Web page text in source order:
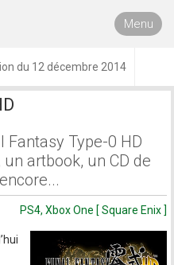
Menu
du 12 décembre 2014
Fantasy Type-0 HD
artbook, un CD de
PS4, Xbox One [ Square Enix ]